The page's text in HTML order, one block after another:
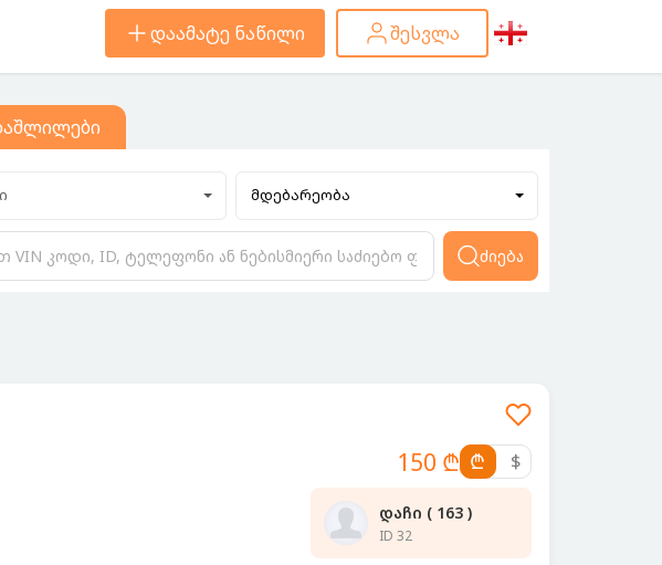
დაამატე ნაწილი შესვლა
მდებარეობა
ძიება
150 ₾ ₾ $
დაჩი ( 163 )
ID 32